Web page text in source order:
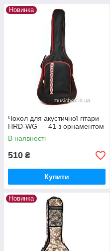
Новинка
Чохол для акустичної гітари
HRD-WG — 41 з орнаментом
В наявності
510 ₴
Купити
Новинка